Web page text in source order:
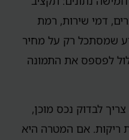
דמי שירות, רמת
שמסתכל רק על מחיר
לפספס את התמונה
לבדוק נכס מוכן,
ריקות. אם המטרה היא